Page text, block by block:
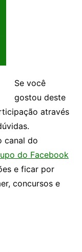
Se você
gostou deste
através
canal do
do Facebook
e ficar por
concursos e